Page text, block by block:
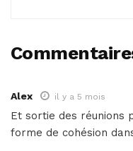
Alex il y a 5 mois
Et sortie des réunions
forme de cohésion